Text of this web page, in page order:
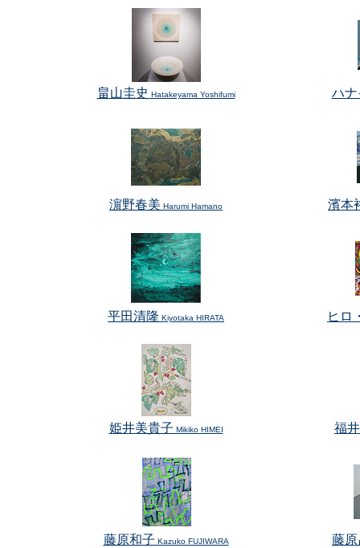
畠山圭史 Hatakeyama Yoshifumi ハ
濵野春美 Harumi Hamano 濱本
平田清隆 Kiyotaka HIRATA ヒロ
姫井美貴子 Mikiko HIMEI 福
藤原和子 Kazuko FUJIWARA 藤